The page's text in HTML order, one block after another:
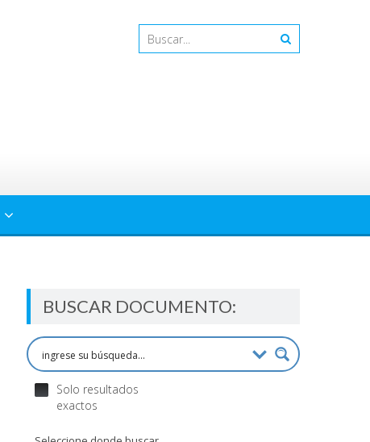
BUSCAR DOCUMENTO:
Solo resultados
exactos